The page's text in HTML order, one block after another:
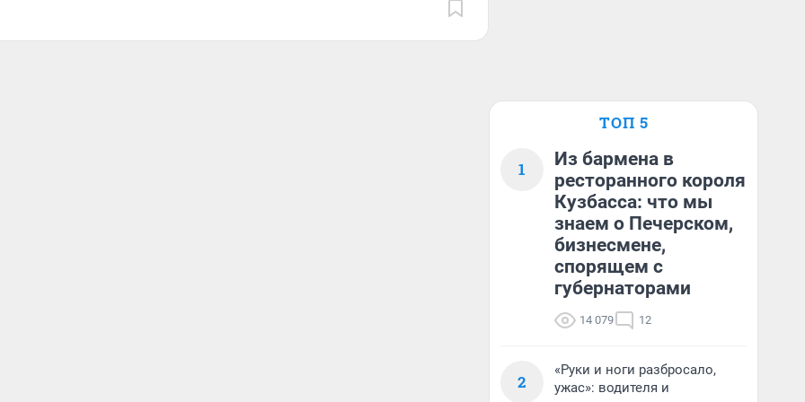
ТОП 5
1
Из бармена в
ресторанного короля
Кузбасса: что мы
знаем о Печерском,
бизнесмене,
спорящем с
губернаторами
14 079 12
2
«Руки и ноги разбросало,
ужас»: водителя и